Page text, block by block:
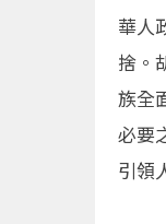
華人
捨。
族全
必要
引領